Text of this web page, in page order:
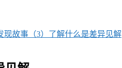
现故事（3）了解什么是差异见解